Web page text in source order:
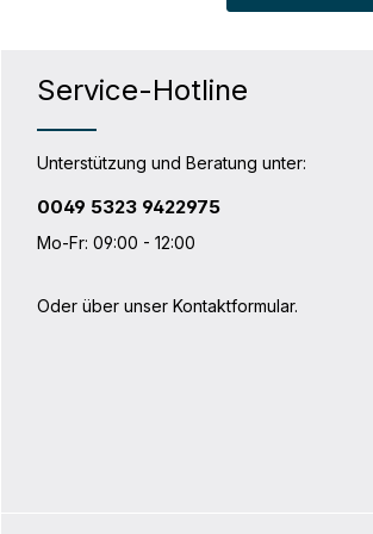
H x T: 31,5 x 25,5 x 15,5 cm Material:
Service-Hotline
Unterstützung und Beratung unter:
0049 5323 9422975
Mo-Fr: 09:00 - 12:00
Oder über unser Kontaktformular.